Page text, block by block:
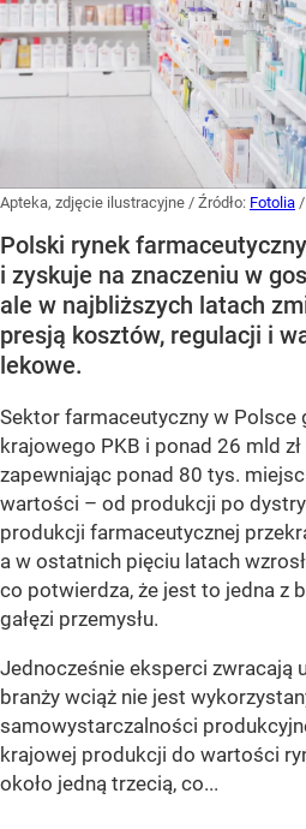
Apteka, zdjęcie ilustracyjne / Źródło: Fotolia /
Polski rynek
i zyskuje na znaczeniu w
ale w najbliższych latach
presją kosztów, regulacji i
lekowe.
Sektor farmaceutyczny w Polsce
krajowego PKB i ponad 26 mld
zapewniając ponad 80 tys. miejsc
wartości – od produkcji po
produkcji farmaceutycznej
a w ostatnich pięciu latach
co potwierdza, że jest to jedna z
gałęzi przemysłu.
Jednocześnie eksperci zwracają
branży wciąż nie jest
samowystarczalności
krajowej produkcji do wartości
około jedną trzecią, co...